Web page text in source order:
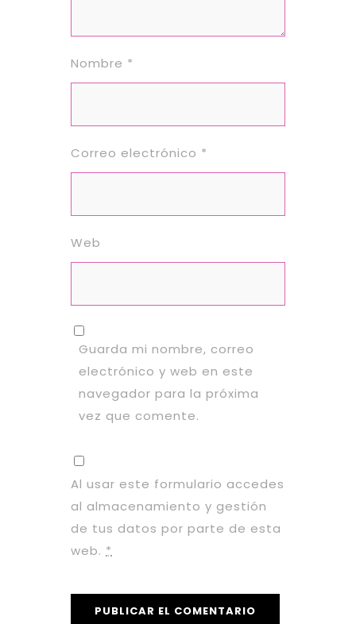
Nombre *
Correo electrónico *
Web
Guarda mi nombre, correo
electrónico y web en este
navegador para la próxima
vez que comente.
Al usar este formulario accedes
al almacenamiento y gestión
de tus datos por parte de esta
web. *